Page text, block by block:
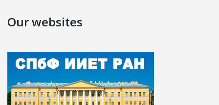
Our websites